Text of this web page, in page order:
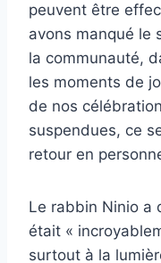
peuvent être
avons manqué le
la communauté,
les moments de
de nos
suspendues, ce
retour en
Le rabbin Ninio a
était «
surtout à la